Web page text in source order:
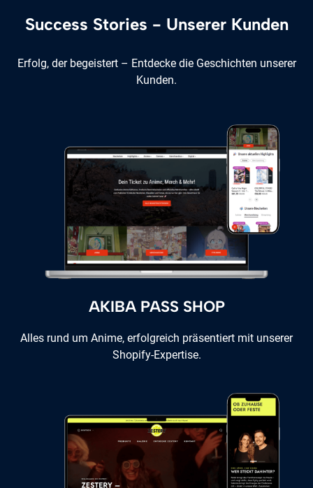
Success Stories - Unserer Kunden
Erfolg, der begeistert – Entdecke die Geschichten unserer
Kunden.
AKIBA PASS SHOP
Alles rund um Anime, erfolgreich präsentiert mit unserer
Shopify-Expertise.